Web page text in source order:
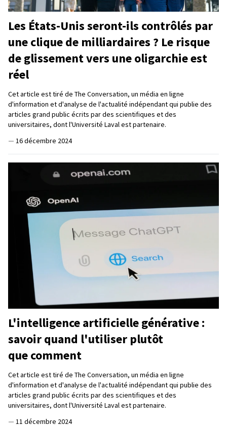
Les États-Unis seront-ils contrôlés par
une clique de milliardaires ? Le risque
de glissement vers une oligarchie est
réel
Cet article est tiré de The Conversation, un média en ligne
d'information et d'analyse de l'actualité indépendant qui publie des
articles grand public écrits par des scientifiques et des
universitaires, dont l'Université Laval est partenaire.
— 16 décembre 2024
L'intelligence artificielle générative :
savoir quand l'utiliser plutôt
que comment
Cet article est tiré de The Conversation, un média en ligne
d'information et d'analyse de l'actualité indépendant qui publie des
articles grand public écrits par des scientifiques et des
universitaires, dont l'Université Laval est partenaire.
— 11 décembre 2024